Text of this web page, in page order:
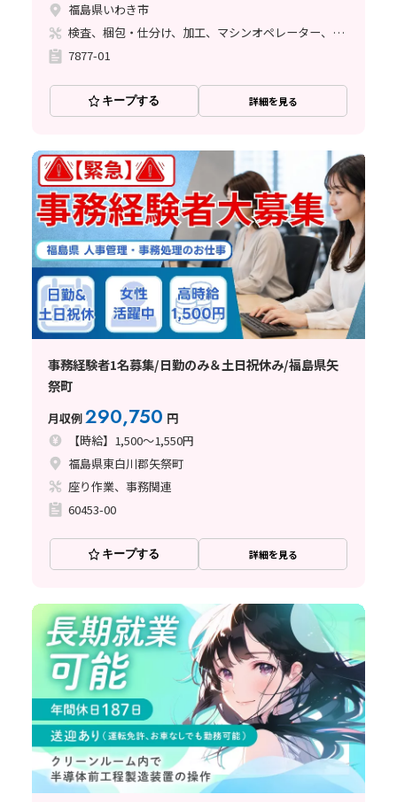
福島県いわき市
検査、梱包・仕分け、加工、マシンオペレーター、クリーンルーム、立ち作業
7877-01
キープする 詳細を見る
事務経験者1名募集/日勤のみ＆土日祝休み/福島県矢
祭町
月収例290,750 円
【時給】1,500～1,550円
福島県東白川郡矢祭町
座り作業、事務関連
60453-00
キープする 詳細を見る